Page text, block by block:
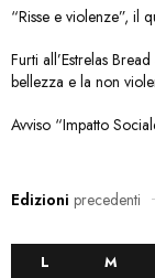
“Risse e violenze”, il
Furti all’Estrelas
bellezza e la non
Avviso “Impatto
Edizioni precedenti
L M